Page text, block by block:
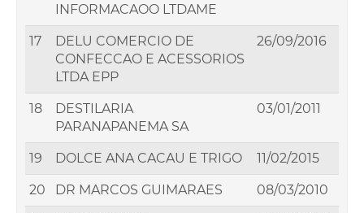
INFORMACAOO LTDAME
17
DELU COMERCIO DE
CONFECCAO E ACESSORIOS
LTDA EPP
26/09/2016
18
DESTILARIA
PARANAPANEMA SA
03/01/2011
19 DOLCE ANA CACAU E TRIGO 11/02/2015
20 DR MARCOS GUIMARAES 08/03/2010